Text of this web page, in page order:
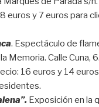
euros y 7 euros para
. Espectáculo de
Memoria. Calle Cuna,
16 euros y 14
Exposición en la